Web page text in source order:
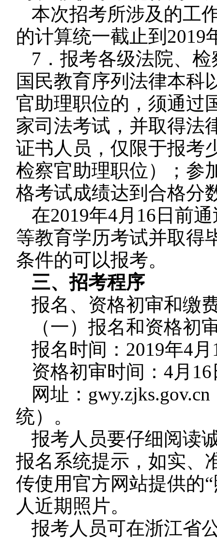
本次招考所涉及的工
的计算统一截止到2019
7．报考各级法院、
国民教育序列法律本科
官助理职位的，须通过
家司法考试，并取得法
证书人员，仅限于报考
检察官助理职位）；参
格考试成绩达到合格分
在2019年4月16日前
等教育学历考试并取得
条件的可以报考。
三、招考程序
报名、资格初审和缴
（一）报名和资格初
报名时间：2019年4
资格初审时间：4月
网址：
统）。
报考人员要仔细阅读
报名系统提示，如实、
传使用官方网站提供的
人近期照片。
报考人员可在浙江省